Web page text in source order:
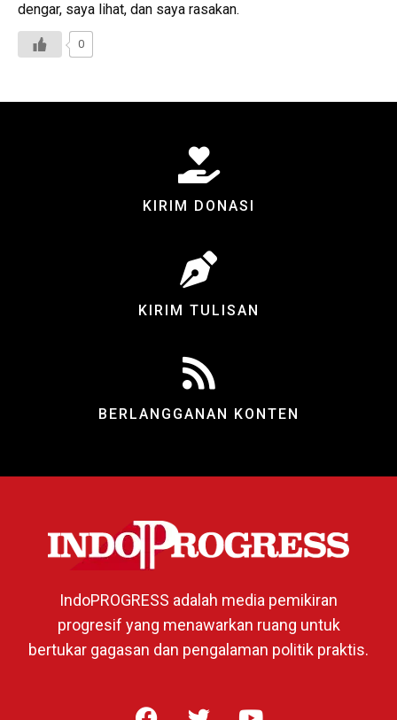
dengar, saya lihat, dan saya rasakan.
0
KIRIM DONASI
KIRIM TULISAN
BERLANGGANAN KONTEN
IndoPROGRESS adalah media pemikiran
progresif yang menawarkan ruang untuk
bertukar gagasan dan pengalaman politik praktis.